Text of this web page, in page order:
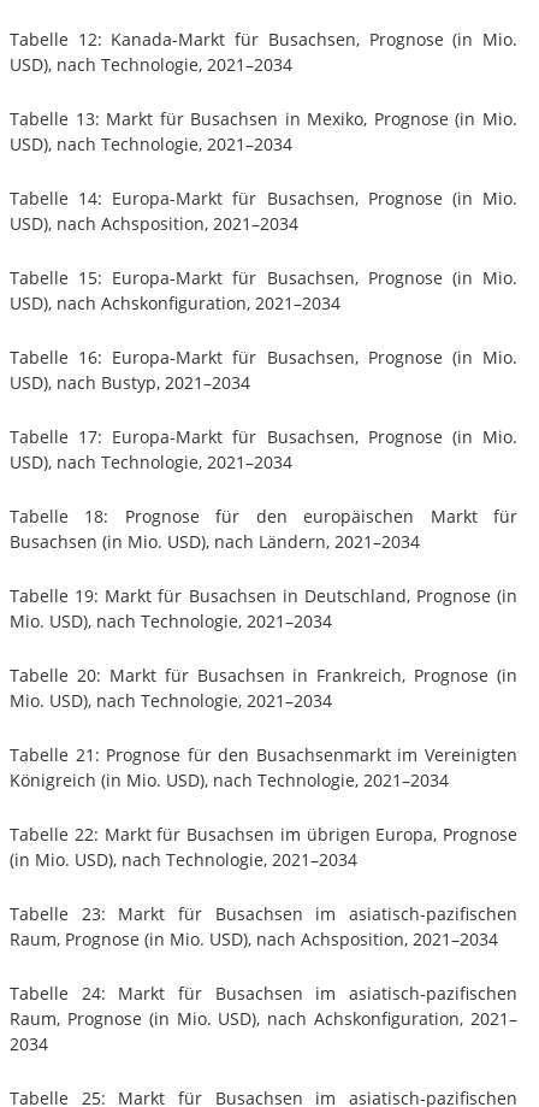
Tabelle 12: Kanada-Markt für Busachsen, Prognose (in Mio.
USD), nach Technologie, 2021–2034
Tabelle 13: Markt für Busachsen in Mexiko, Prognose (in Mio.
USD), nach Technologie, 2021–2034
Tabelle 14: Europa-Markt für Busachsen, Prognose (in Mio.
USD), nach Achsposition, 2021–2034
Tabelle 15: Europa-Markt für Busachsen, Prognose (in Mio.
USD), nach Achskonfiguration, 2021–2034
Tabelle 16: Europa-Markt für Busachsen, Prognose (in Mio.
USD), nach Bustyp, 2021–2034
Tabelle 17: Europa-Markt für Busachsen, Prognose (in Mio.
USD), nach Technologie, 2021–2034
Tabelle 18: Prognose für den europäischen Markt für
Busachsen (in Mio. USD), nach Ländern, 2021–2034
Tabelle 19: Markt für Busachsen in Deutschland, Prognose (in
Mio. USD), nach Technologie, 2021–2034
Tabelle 20: Markt für Busachsen in Frankreich, Prognose (in
Mio. USD), nach Technologie, 2021–2034
Tabelle 21: Prognose für den Busachsenmarkt im Vereinigten
Königreich (in Mio. USD), nach Technologie, 2021–2034
Tabelle 22: Markt für Busachsen im übrigen Europa, Prognose
(in Mio. USD), nach Technologie, 2021–2034
Tabelle 23: Markt für Busachsen im asiatisch-pazifischen
Raum, Prognose (in Mio. USD), nach Achsposition, 2021–2034
Tabelle 24: Markt für Busachsen im asiatisch-pazifischen
Raum, Prognose (in Mio. USD), nach Achskonfiguration, 2021–
2034
Tabelle 25: Markt für Busachsen im asiatisch-pazifischen